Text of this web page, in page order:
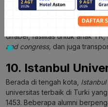
Hacettepe University
juga
mahasiswanya. Seperti asrama,
fasilitas olahraga, fasilitas
difabel, fasilitas untuk anak
and congress, dan juga
10. Istanbul
Berada di tengah kota,
universitas terbaik di Turki
1453. Beberapa alumni